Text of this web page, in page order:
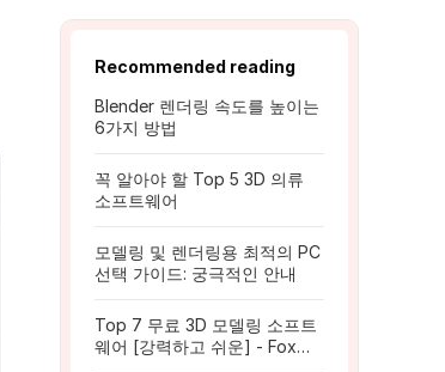
Recommended reading
Blender 렌더링 속도를 높이는
6가지 방법
꼭 알아야 할 Top 5 3D 의류
소프트웨어
모델링 및 렌더링용 최적의 PC
선택 가이드: 궁극적인 안내
Top 7 무료 3D 모델링 소프트
웨어 [강력하고 쉬운] - Fox